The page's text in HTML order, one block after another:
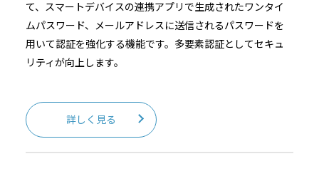
て、スマートデバイスの連携アプリで生成されたワンタイ
ムパスワード、メールアドレスに送信されるパスワードを
用いて認証を強化する機能です。多要素認証としてセキュ
リティが向上します。
詳しく見る